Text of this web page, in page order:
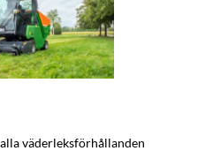
väderleksförhållanden